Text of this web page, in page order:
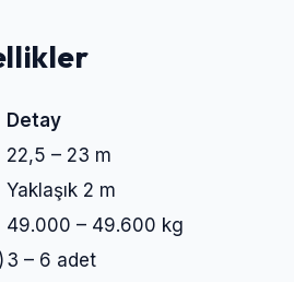
Detay
22,5 – 23 m
Yaklaşık 2 m
49.000 – 49.600 kg
3 – 6 adet